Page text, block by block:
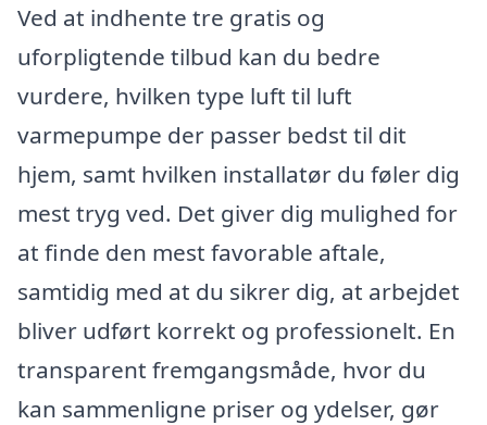
Ved at indhente tre gratis og
uforpligtende tilbud kan du bedre
vurdere, hvilken type luft til luft
varmepumpe der passer bedst til dit
hjem, samt hvilken installatør du føler dig
mest tryg ved. Det giver dig mulighed for
at finde den mest favorable aftale,
samtidig med at du sikrer dig, at arbejdet
bliver udført korrekt og professionelt. En
transparent fremgangsmåde, hvor du
kan sammenligne priser og ydelser, gør